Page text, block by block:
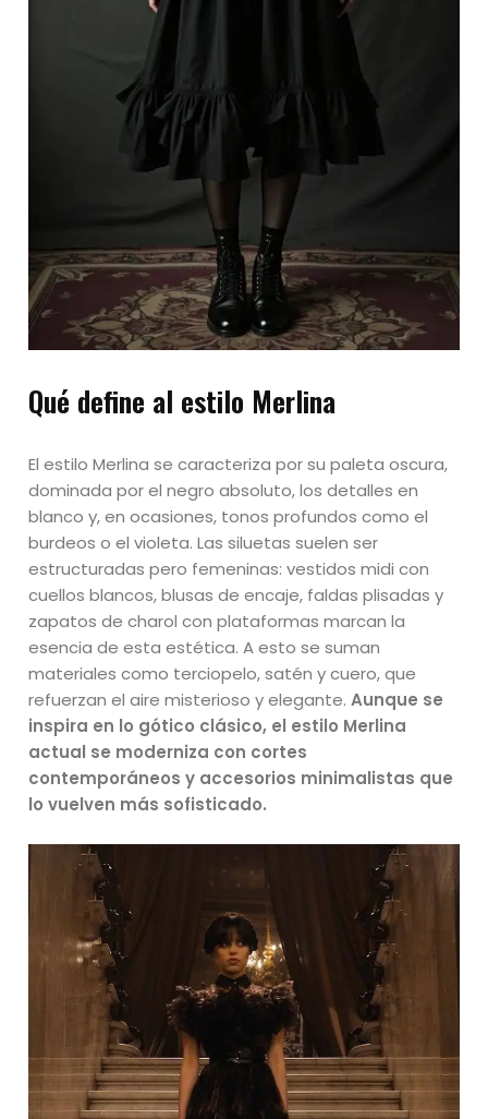
Qué define al estilo Merlina
El estilo Merlina se caracteriza por su paleta oscura,
dominada por el negro absoluto, los detalles en
blanco y, en ocasiones, tonos profundos como el
burdeos o el violeta. Las siluetas suelen ser
estructuradas pero femeninas: vestidos midi con
cuellos blancos, blusas de encaje, faldas plisadas y
zapatos de charol con plataformas marcan la
esencia de esta estética. A esto se suman
materiales como terciopelo, satén y cuero, que
refuerzan el aire misterioso y elegante. Aunque se
inspira en lo gótico clásico, el estilo Merlina
actual se moderniza con cortes
contemporáneos y accesorios minimalistas que
lo vuelven más sofisticado.